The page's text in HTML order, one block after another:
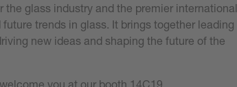
glass industry and the premier international
trends in glass. It brings together leading
new ideas and shaping the future of the
you at our booth 14C19.